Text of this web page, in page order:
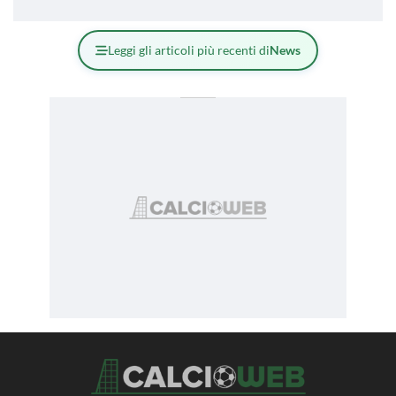
Leggi gli articoli più recenti diNews